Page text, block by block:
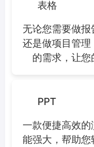
表格
无论您需要做报
还是做项目管
的需求，让您
PPT
一款便捷高效
能强大，帮助